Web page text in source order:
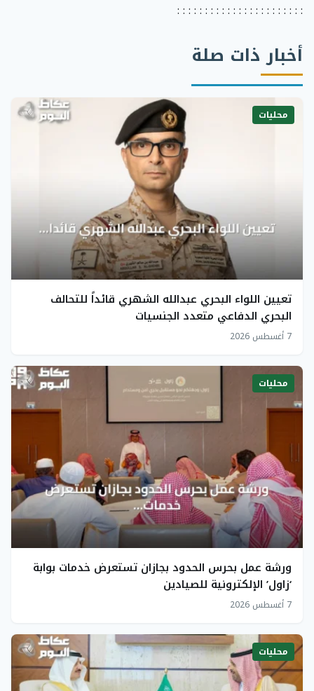
: : : : : : : : : : : : : : : : : : : : : : :
أخبار ذات صلة
محليات
تعيين اللواء البحري عبدالله الشهري قائداً للتحالف
البحري الدفاعي متعدد الجنسيات
7 أغسطس 2026
محليات
ورشة عمل بحرس الحدود بجازان تستعرض خدمات بوابة
‘زاول’ الإلكترونية للصيادين
7 أغسطس 2026
محليات